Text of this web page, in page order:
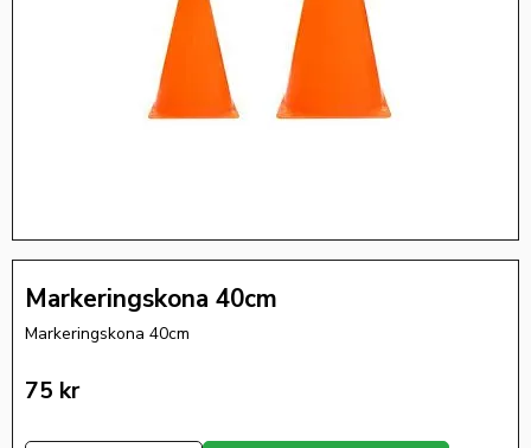
Markeringskona 40cm
Markeringskona 40cm
75 kr